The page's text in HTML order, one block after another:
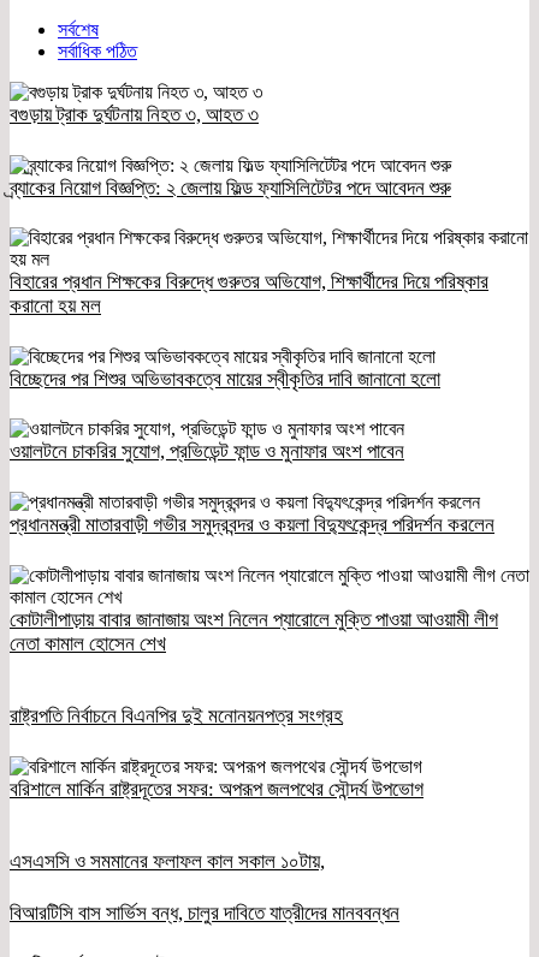
সর্বশেষ
সর্বাধিক পঠিত
বগুড়ায় ট্রাক দুর্ঘটনায় নিহত ৩, আহত ৩
ব্র্যাকের নিয়োগ বিজ্ঞপ্তি: ২ জেলায় ফিল্ড ফ্যাসিলিটেটর পদে আবেদন শুরু
বিহারের প্রধান শিক্ষকের বিরুদ্ধে গুরুতর অভিযোগ, শিক্ষার্থীদের দিয়ে পরিষ্কার
করানো হয় মল
বিচ্ছেদের পর শিশুর অভিভাবকত্বে মায়ের স্বীকৃতির দাবি জানানো হলো
ওয়ালটনে চাকরির সুযোগ, প্রভিডেন্ট ফান্ড ও মুনাফার অংশ পাবেন
প্রধানমন্ত্রী মাতারবাড়ী গভীর সমুদ্রবন্দর ও কয়লা বিদ্যুৎকেন্দ্র পরিদর্শন করলেন
কোটালীপাড়ায় বাবার জানাজায় অংশ নিলেন প্যারোলে মুক্তি পাওয়া আওয়ামী লীগ
নেতা কামাল হোসেন শেখ
রাষ্ট্রপতি নির্বাচনে বিএনপির দুই মনোনয়নপত্র সংগ্রহ
বরিশালে মার্কিন রাষ্ট্রদূতের সফর: অপরূপ জলপথের সৌন্দর্য উপভোগ
এসএসসি ও সমমানের ফলাফল কাল সকাল ১০টায়,
বিআরটিসি বাস সার্ভিস বন্ধ, চালুর দাবিতে যাত্রীদের মানববন্ধন